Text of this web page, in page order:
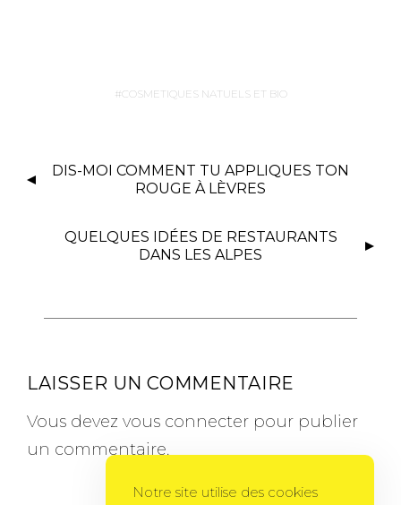
COSMETIQUES NATUELS ET BIO
DIS-MOI COMMENT TU APPLIQUES TON
ROUGE À LÈVRES
QUELQUES IDÉES DE RESTAURANTS
DANS LES ALPES
LAISSER UN COMMENTAIRE
Vous devez vous connecter pour publier
un commentaire.
Notre site utilise des cookies